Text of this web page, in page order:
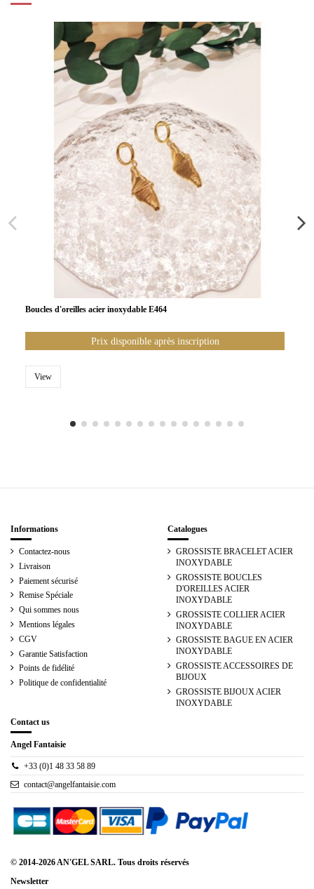
Boucles d'oreilles acier inoxydable E464
Prix disponible après inscription
View
Informations
Contactez-nous
Livraison
Paiement sécurisé
Remise Spéciale
Qui sommes nous
Mentions légales
CGV
Garantie Satisfaction
Points de fidélité
Politique de confidentialité
Catalogues
GROSSISTE BRACELET ACIER
INOXYDABLE
GROSSISTE BOUCLES
D'OREILLES ACIER
INOXYDABLE
GROSSISTE COLLIER ACIER
INOXYDABLE
GROSSISTE BAGUE EN ACIER
INOXYDABLE
GROSSISTE ACCESSOIRES DE
BIJOUX
GROSSISTE BIJOUX ACIER
INOXYDABLE
Contact us
Angel Fantaisie
+33 (0)1 48 33 58 89
contact@angelfantaisie.com
© 2014-2026 AN'GEL SARL. Tous droits réservés
Newsletter